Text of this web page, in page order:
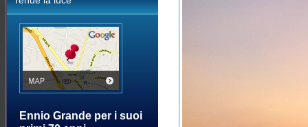
Ennio Grande per i suoi